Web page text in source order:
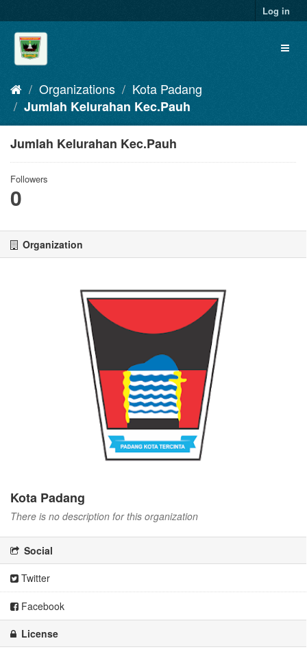
to
content
Log in
Organizations
Kota Padang
Jumlah Kelurahan Kec.Pauh
Jumlah Kelurahan Kec.Pauh
Followers
0
Organization
Kota Padang
There is no description for this organization
Social
Twitter
Facebook
License